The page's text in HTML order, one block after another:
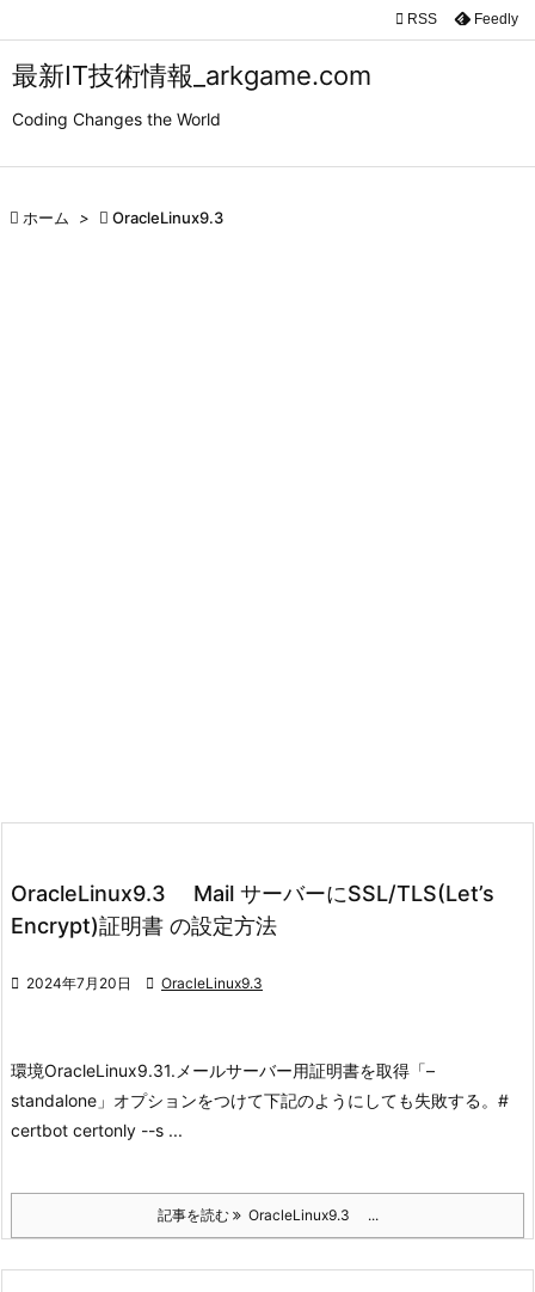
最新IT技術情報_arkgame.com
Coding Changes the World


 RSS Feedly
 ホーム >  OracleLinux9.3
OracleLinux9.3 Mail サーバーにSSL/TLS(Let’s
Encrypt)証明書 の設定方法
 2024年7月20日  OracleLinux9.3
環境OracleLinux9.31.メールサーバー用証明書を取得 「–
standalone」オプションをつけて下記のようにしても失敗する。 #
certbot certonly --s ...
記事を読む OracleLinux9.3 ...